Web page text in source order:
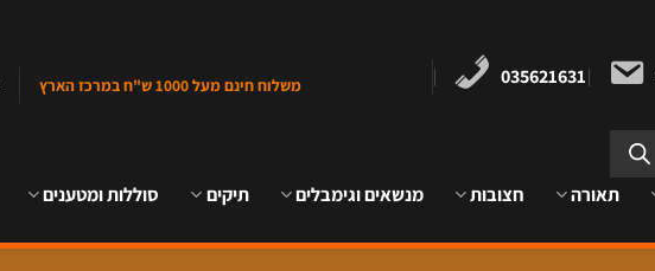
035621631 משלוח חינם מעל 1000 ש"ח במרכז הארץ
תאורה חצובות מנשאים וגימבלים תיקים סוללות ומטענים